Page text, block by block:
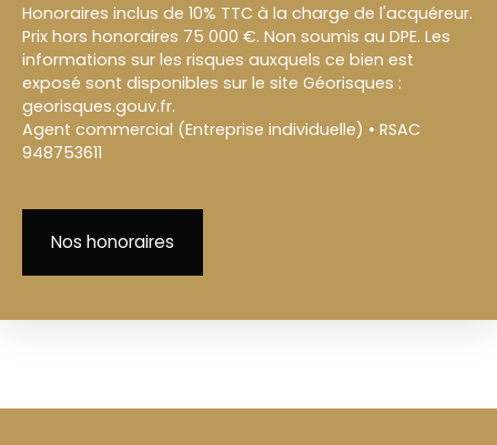
Honoraires inclus de 10% TTC à la charge de l'acquéreur.
Prix hors honoraires 75 000 €. Non soumis au DPE. Les
informations sur les risques auxquels ce bien est
exposé sont disponibles sur le site Géorisques :
georisques.gouv.fr.
Agent commercial (Entreprise individuelle) • RSAC
948753611
Nos honoraires